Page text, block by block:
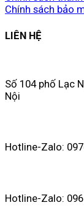
Chính sách bảo
LIÊN HỆ
Số 104 phố Lạc
Nội
Hotline-Zalo:
Hotline-Zalo: